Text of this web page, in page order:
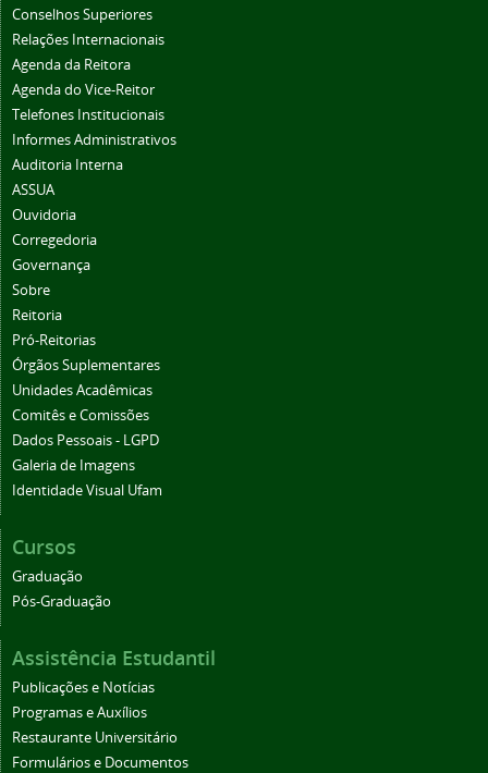
Conselhos Superiores
Relações Internacionais
Agenda da Reitora
Agenda do Vice-Reitor
Telefones Institucionais
Informes Administrativos
Auditoria Interna
ASSUA
Ouvidoria
Corregedoria
Governança
Sobre
Reitoria
Pró-Reitorias
Órgãos Suplementares
Unidades Acadêmicas
Comitês e Comissões
Dados Pessoais - LGPD
Galeria de Imagens
Identidade Visual Ufam
Cursos
Graduação
Pós-Graduação
Assistência Estudantil
Publicações e Notícias
Programas e Auxílios
Restaurante Universitário
Formulários e Documentos